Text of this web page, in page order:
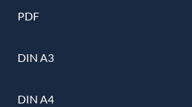
PDF
DIN A3
DIN A4